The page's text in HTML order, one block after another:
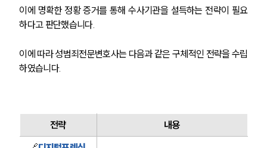
이에 명확한 정황 증거를 통해 수사기관을 설득하는 전략이 필요
하다고 판단했습니다.
이에 따라 성범죄전문변호사는 다음과 같은 구체적인 전략을 수립
하였습니다.
전략
내용